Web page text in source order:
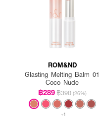
ROM&ND
Glasting Melting Balm 01
Coco Nude
฿289฿390 (26%)
+1